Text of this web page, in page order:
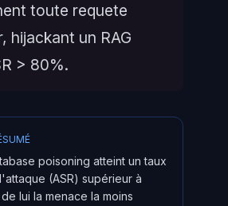
toute requete
hijackant un RAG
> 80%.
poisoning atteint un taux
(ASR) supérieur à
lui la menace la moins